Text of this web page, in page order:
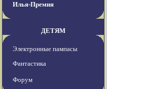
Илья-Премия
ДЕТЯМ
Электронные пампасы
Фантастика
Форум